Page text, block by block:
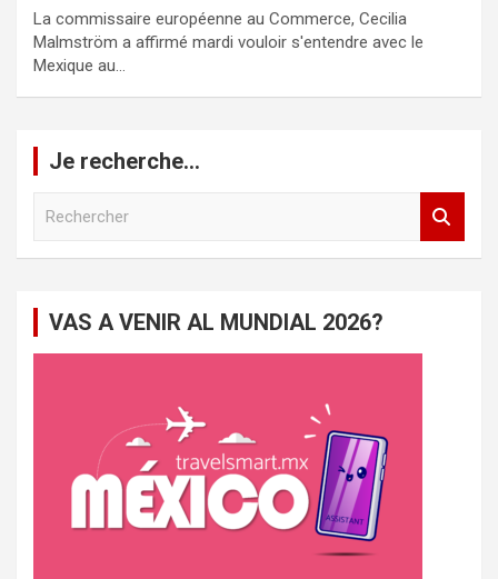
La commissaire européenne au Commerce, Cecilia
Malmström a affirmé mardi vouloir s'entendre avec le
Mexique au…
Je recherche…
VAS A VENIR AL MUNDIAL 2026?